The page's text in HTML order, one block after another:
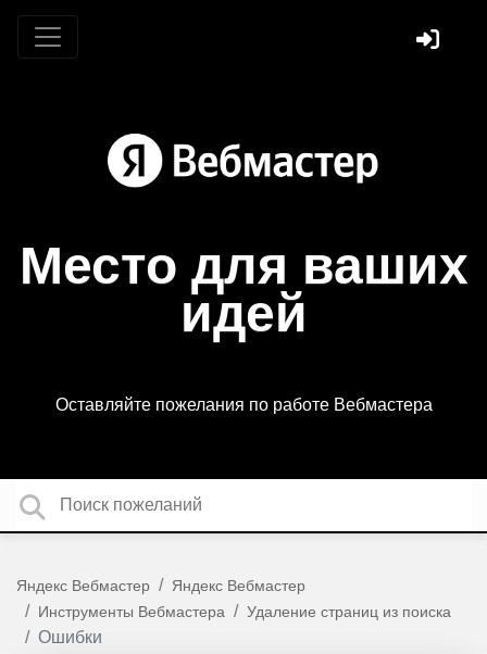
Место для ваших
идей
Оставляйте пожелания по работе Вебмастера
Яндекс Вебмастер
Яндекс Вебмастер
Инструменты Вебмастера
Удаление страниц из поиска
Ошибки